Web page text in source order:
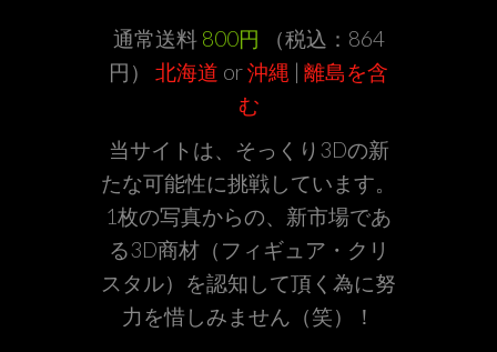
通常送料 800円 （税込：864
円） 北海道 or沖縄 | 離島を含
む
当サイトは、そっくり3Dの新
たな可能性に挑戦しています。
1枚の写真からの、新市場であ
る3D商材（フィギュア・クリ
スタル）を認知して頂く為に努
力を惜しみません（笑）！